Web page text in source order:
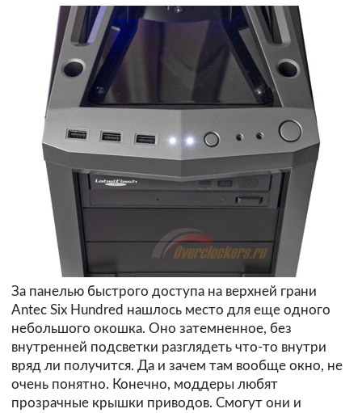
За панелью быстрого доступа на верхней грани
Antec Six Hundred нашлось место для еще одного
небольшого окошка. Оно затемненное, без
внутренней подсветки разглядеть что-то внутри
вряд ли получится. Да и зачем там вообще окно, не
очень понятно. Конечно, моддеры любят
прозрачные крышки приводов. Смогут они и